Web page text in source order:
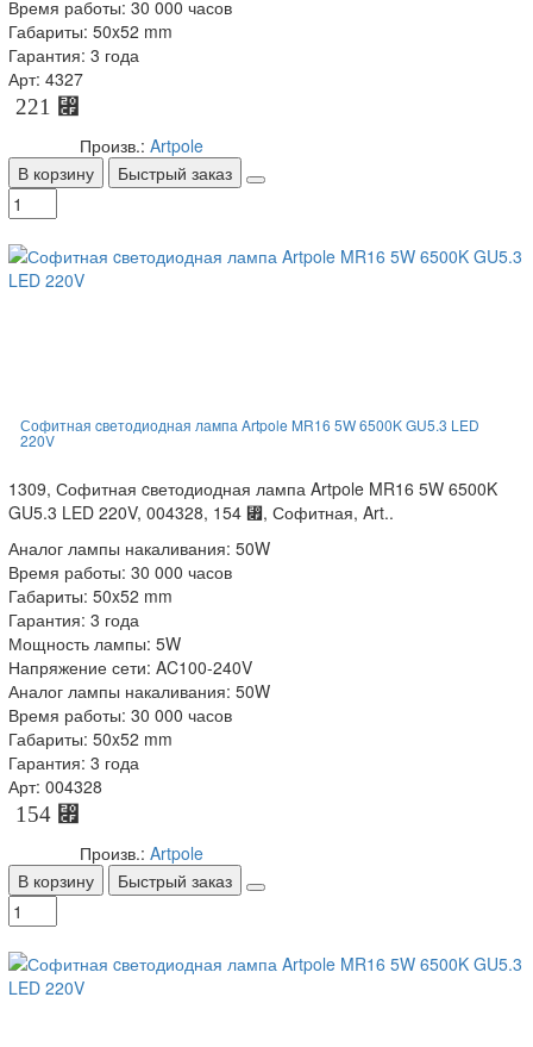
Время работы: 30 000 часов
Габариты: 50x52 mm
Гарантия: 3 года
Арт: 4327
221 ⃏
Произв.: Artpole
В корзину
Быстрый заказ
Софитная cветодиодная лампа Artpole MR16 5W 6500K GU5.3 LED
220V
1309, Софитная cветодиодная лампа Artpole MR16 5W 6500K
GU5.3 LED 220V, 004328, 154 ⃏, Софитная, Art..
Аналог лампы накаливания: 50W
Время работы: 30 000 часов
Габариты: 50x52 mm
Гарантия: 3 года
Мощность лампы: 5W
Напряжение сети: AC100-240V
Аналог лампы накаливания: 50W
Время работы: 30 000 часов
Габариты: 50x52 mm
Гарантия: 3 года
Арт: 004328
154 ⃏
Произв.: Artpole
В корзину
Быстрый заказ